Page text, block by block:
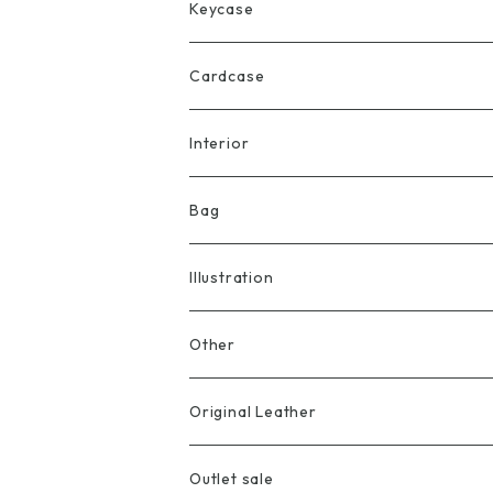
Keycase
Cardcase
Interior
Bag
Illustration
Other
Original Leather
Outlet sale